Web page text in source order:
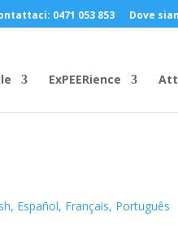
0471 053 853 Dove
ExPEERience
Español, Français, Português